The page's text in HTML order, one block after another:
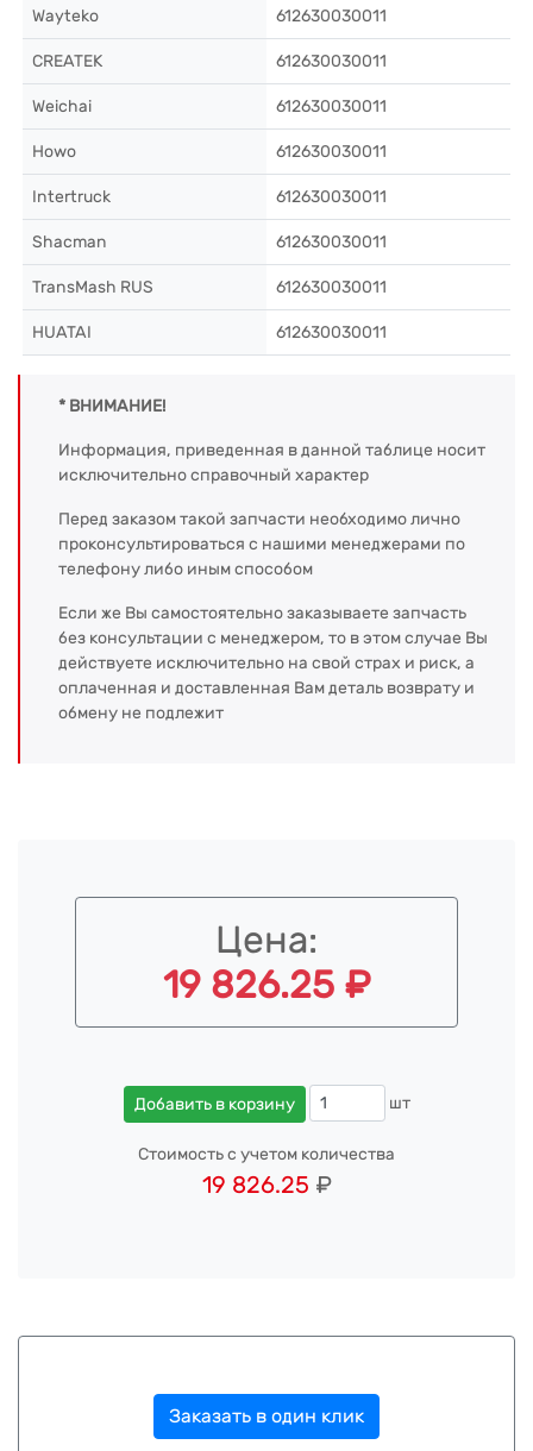
Wayteko 612630030011
CREATEK 612630030011
Weichai 612630030011
Howo 612630030011
Intertruck 612630030011
Shacman 612630030011
TransMash RUS 612630030011
HUATAI 612630030011
* ВНИМАНИЕ!
Информация, приведенная в данной таблице носит
исключительно справочный характер
Перед заказом такой запчасти необходимо лично
проконсультироваться с нашими менеджерами по
телефону либо иным способом
Если же Вы самостоятельно заказываете запчасть
без консультации с менеджером, то в этом случае Вы
действуете исключительно на свой страх и риск, а
оплаченная и доставленная Вам деталь возврату и
обмену не подлежит
Цена:
19 826.25 ₽
Добавить в корзину шт
Стоимость с учетом количества
19 826.25 ₽
Заказать в один клик